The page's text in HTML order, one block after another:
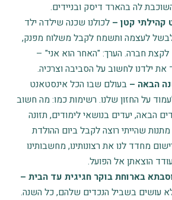
לה בהארד דיסק ובניידים.
לכולנו שכנה שילדה ילד
לבשל לעצמה ותשמח לקבל משלוח מפנק,
חברה. הערך: "האחר הוא אני" –
את ילדנו לחשוב על הסביבה וצרכיה.
בעולם שבו הכל אינסטאנט
על החזון שלנו. רשימות כמו: מה חשוב
הבאה, יעדים בנושאי לימודים, תזונה
שהייתי רוצה לקבל ביום ההולדת
מחדד לנו את רצונותינו, מחשבותינו
הוצאתן אל הפועל.
בארוחת בוקר חגיגית עד הבית –
עושים בשביל הנכדים שלהם, כל השנה.